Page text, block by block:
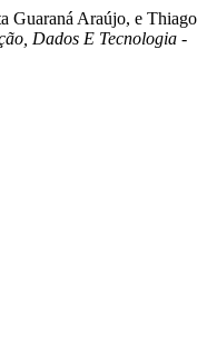
Guaraná Araújo, e Thiago
Dados E Tecnologia -